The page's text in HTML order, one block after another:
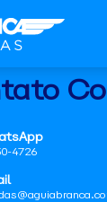
4726